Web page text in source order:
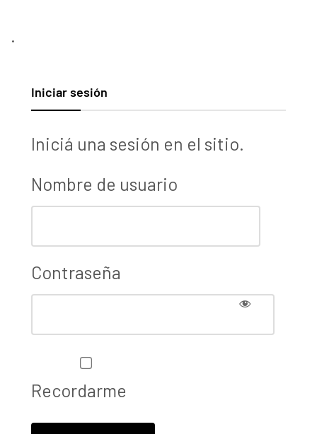
.
Iniciar sesión
Iniciá una sesión en el sitio.
Nombre de usuario
Contraseña
Recordarme